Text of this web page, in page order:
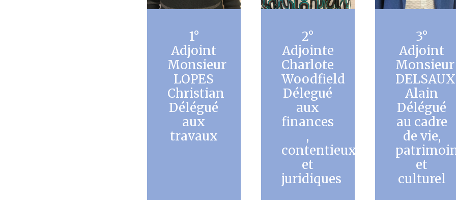
1°
Adjoint
Monsieur
LOPES
Christian
Délégué
aux
travaux
2°
Adjointe
Charlote
Woodfield
Délegué
aux
finances
,
contentieux
et
juridiques
3°
Adjoint
Monsieur
DELSAUX
Alain
Délégué
au cadre
de vie,
et
culturel